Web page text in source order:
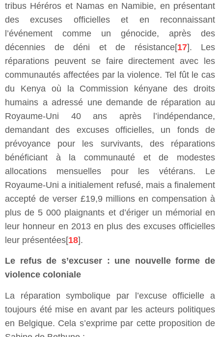
tribus Héréros et Namas en Namibie, en présentant
des excuses officielles et en reconnaissant
l’événement comme un génocide, après des
décennies de déni et de résistance[17]. Les
réparations peuvent se faire directement avec les
communautés affectées par la violence. Tel fût le cas
du Kenya où la Commission kényane des droits
humains a adressé une demande de réparation au
Royaume-Uni 40 ans après l’indépendance,
demandant des excuses officielles, un fonds de
prévoyance pour les survivants, des réparations
bénéficiant à la communauté et de modestes
allocations mensuelles pour les vétérans. Le
Royaume-Uni a initialement refusé, mais a finalement
accepté de verser £19,9 millions en compensation à
plus de 5 000 plaignants et d’ériger un mémorial en
leur honneur en 2013 en plus des excuses officielles
leur présentées[18].
Le refus de s’excuser : une nouvelle forme de
violence coloniale
La réparation symbolique par l’excuse officielle a
toujours été mise en avant par les acteurs politiques
en Belgique. Cela s’exprime par cette proposition de